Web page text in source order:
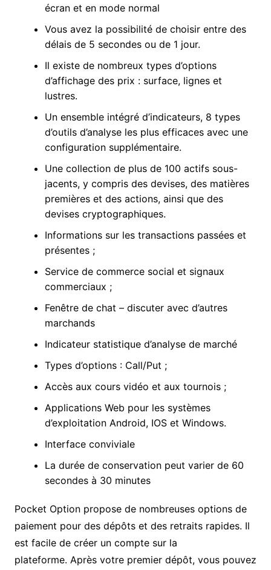
écran et en mode normal
Vous avez la possibilité de choisir entre des
délais de 5 secondes ou de 1 jour.
Il existe de nombreux types d’options
d’affichage des prix : surface, lignes et
lustres.
Un ensemble intégré d’indicateurs, 8 types
d’outils d’analyse les plus efficaces avec une
configuration supplémentaire.
Une collection de plus de 100 actifs sous-
jacents, y compris des devises, des matières
premières et des actions, ainsi que des
devises cryptographiques.
Informations sur les transactions passées et
présentes ;
Service de commerce social et signaux
commerciaux ;
Fenêtre de chat – discuter avec d’autres
marchands
Indicateur statistique d’analyse de marché
Types d’options : Call/Put ;
Accès aux cours vidéo et aux tournois ;
Applications Web pour les systèmes
d’exploitation Android, IOS et Windows.
Interface conviviale
La durée de conservation peut varier de 60
secondes à 30 minutes
Pocket Option propose de nombreuses options de
paiement pour des dépôts et des retraits rapides. Il
est facile de créer un compte sur la
plateforme. Après votre premier dépôt, vous pouvez